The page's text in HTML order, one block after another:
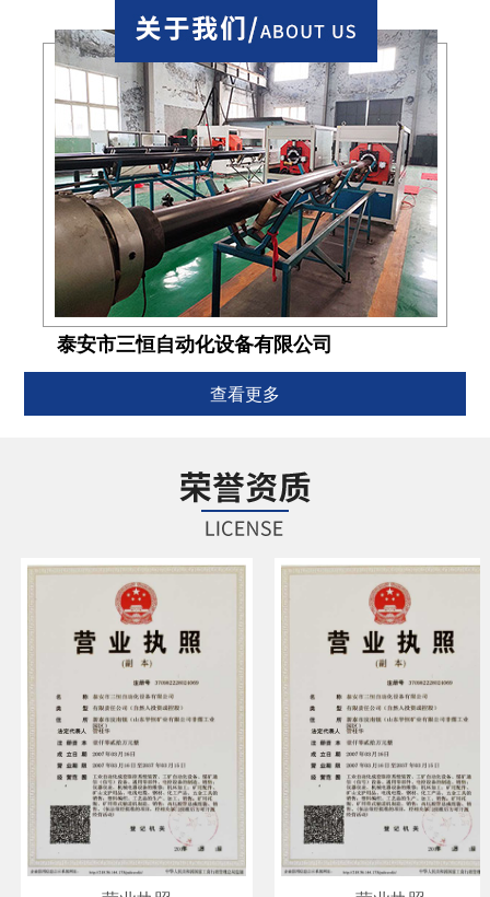
泰安市三恒自动化设备有限公司
查看更多